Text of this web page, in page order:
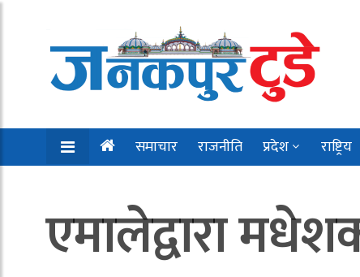
समाचार राजनीति प्रदेश राष्ट्रिय
एमालेद्वारा